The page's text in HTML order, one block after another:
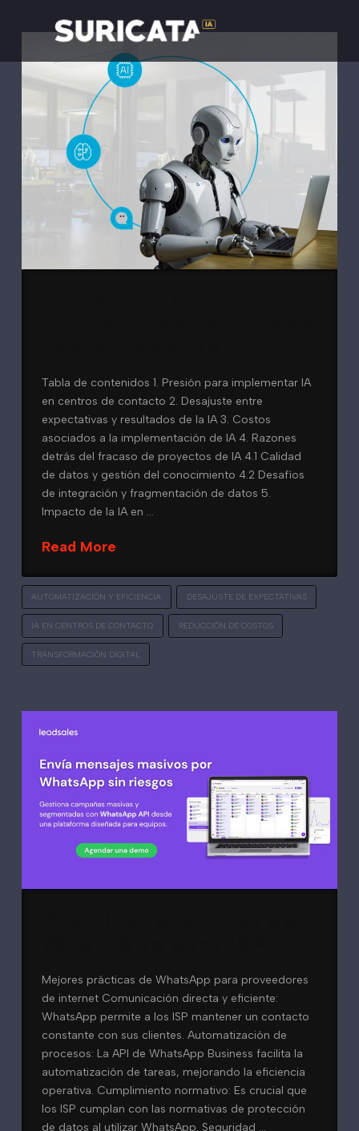
Tabla de contenidos 1. Presión para implementar IA
en centros de contacto 2. Desajuste entre
expectativas y resultados de la IA 3. Costos
asociados a la implementación de IA 4. Razones
detrás del fracaso de proyectos de IA 4.1 Calidad
de datos y gestión del conocimiento 4.2 Desafíos
de integración y fragmentación de datos 5.
Impacto de la IA en …
Read More
AUTOMATIZACIÓN Y EFICIENCIA DESAJUSTE DE EXPECTATIVAS
IA EN CENTROS DE CONTACTO REDUCCIÓN DE COSTOS
TRANSFORMACIÓN DIGITAL
Mejores prácticas de WhatsApp para proveedores
de internet Comunicación directa y eficiente:
WhatsApp permite a los ISP mantener un contacto
constante con sus clientes. Automatización de
procesos: La API de WhatsApp Business facilita la
automatización de tareas, mejorando la eficiencia
operativa. Cumplimiento normativo: Es crucial que
los ISP cumplan con las normativas de protección
de datos al utilizar WhatsApp. Seguridad …